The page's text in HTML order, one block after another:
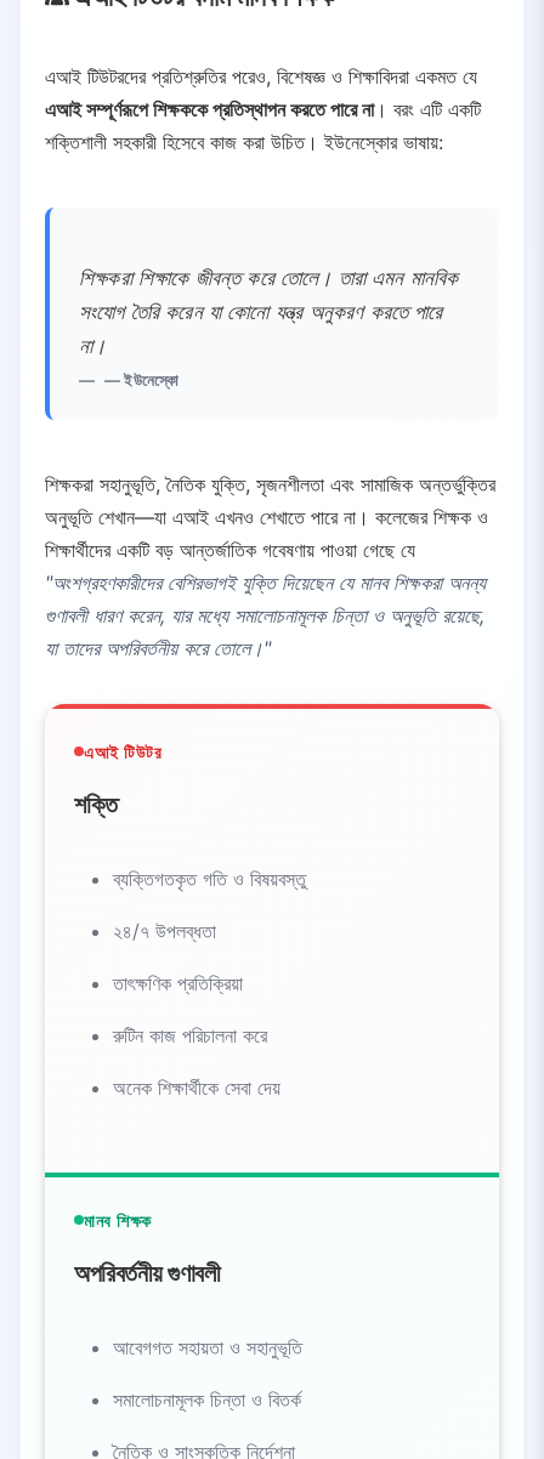
এআই টিউটরদের প্রতিশ্রুতির পরেও, বিশেষজ্ঞ ও শিক্ষাবিদরা একমত যে
এআই সম্পূর্ণরূপে শিক্ষককে প্রতিস্থাপন করতে পারে না। বরং এটি একটি
শক্তিশালী সহকারী হিসেবে কাজ করা উচিত। ইউনেস্কোর ভাষায়:
শিক্ষকরা শিক্ষাকে জীবন্ত করে তোলে। তারা এমন মানবিক
সংযোগ তৈরি করেন যা কোনো যন্ত্র অনুকরণ করতে পারে
না।
— ইউনেস্কো
শিক্ষকরা সহানুভূতি, নৈতিক যুক্তি, সৃজনশীলতা এবং সামাজিক অন্তর্ভুক্তির
অনুভূতি শেখান—যা এআই এখনও শেখাতে পারে না। কলেজের শিক্ষক ও
শিক্ষার্থীদের একটি বড় আন্তর্জাতিক গবেষণায় পাওয়া গেছে যে
"অংশগ্রহণকারীদের বেশিরভাগই যুক্তি দিয়েছেন যে মানব শিক্ষকরা অনন্য
গুণাবলী ধারণ করেন, যার মধ্যে সমালোচনামূলক চিন্তা ও অনুভূতি রয়েছে,
যা তাদের অপরিবর্তনীয় করে তোলে।"
এআই টিউটর
শক্তি
ব্যক্তিগতকৃত গতি ও বিষয়বস্তু
২৪/৭ উপলব্ধতা
তাৎক্ষণিক প্রতিক্রিয়া
রুটিন কাজ পরিচালনা করে
অনেক শিক্ষার্থীকে সেবা দেয়
মানব শিক্ষক
অপরিবর্তনীয় গুণাবলী
আবেগগত সহায়তা ও সহানুভূতি
সমালোচনামূলক চিন্তা ও বিতর্ক
নৈতিক ও সাংস্কৃতিক নির্দেশনা